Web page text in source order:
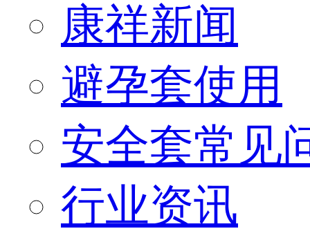
康祥新闻
避孕套使用
安全套常见
行业资讯